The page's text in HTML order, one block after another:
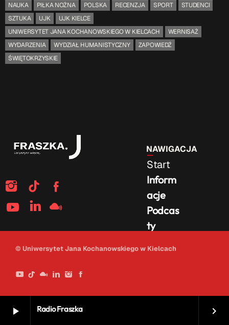
play_arrow Radio Fraszka keyboard_arrow_right
NAUKA
PIŁKA NOŻNA POLSKA RECENZJA SPORT
STUDENCI
SZTUKA
UJK
UJK KIELCE
UNIWERSYTET JANA KOCHANOWSKIEGO W KIELCACH
WERNISAŻ
WYDARZENIA
WYDZIAŁ HUMANISTYCZNY
ZAPOWIEDŹ
ŚWIĘTOKRZYSKIE
Start
Inform
acje
Podcas
ty
NAWIGACJA
© Uniwersytet Jana Kochanowskiego w Kielcach